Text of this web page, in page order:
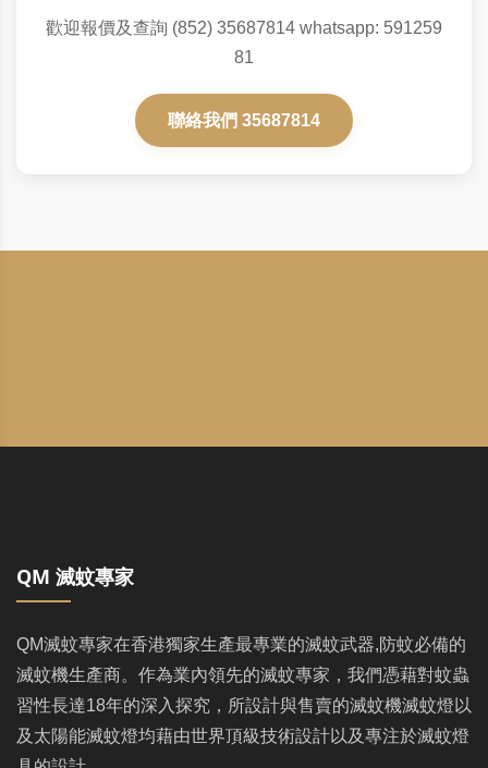
歡迎報價及查詢 (852) 35687814 whatsapp: 591259
81
聯絡我們 35687814
QM 滅蚊專家
QM滅蚊專家在香港獨家生產最專業的滅蚊武器,防蚊必備的
滅蚊機生產商。作為業內領先的滅蚊專家，我們憑藉對蚊蟲
習性長達18年的深入探究，所設計與售賣的滅蚊機滅蚊燈以
及太陽能滅蚊燈均藉由世界頂級技術設計以及專注於滅蚊燈